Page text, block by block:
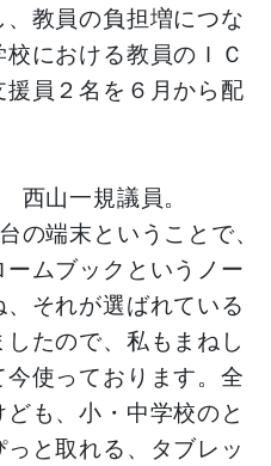
教員の負担増につな
における教員のＩＣ
員２名を６月から配
山一規議員。
端末ということで、
ムブックというノー
それが選ばれている
たので、私もまねし
使っております。全
も、小・中学校のと
と取れる、タブレッ